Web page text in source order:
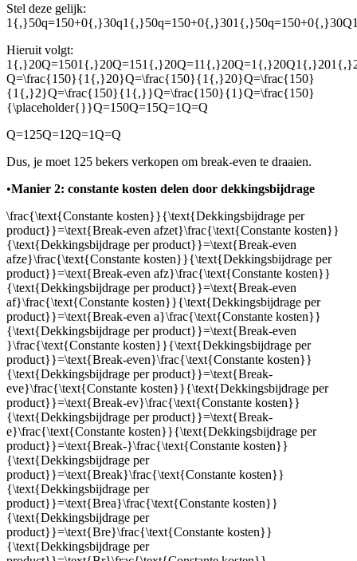
Stel deze gelijk:
Hieruit volgt:
Q=\frac{150}{1{,}20}Q=\frac{150}{1{,}20}Q=\frac{150}
{1{,}2}Q=\frac{150}{1{,}}Q=\frac{150}{1}Q=\frac{150}
{\placeholder{}}Q=150Q=15Q=1Q=Q
Q=125Q=12Q=1Q=Q
Dus, je moet 125 bekers verkopen om break-even te draaien.
•Manier 2: constante kosten delen door dekkingsbijdrage
\frac{\text{Constante kosten}}{\text{Dekkingsbijdrage per
product}}=\text{Break-even afzet}\frac{\text{Constante kosten}}
{\text{Dekkingsbijdrage per product}}=\text{Break-even
afze}\frac{\text{Constante kosten}}{\text{Dekkingsbijdrage per
product}}=\text{Break-even afz}\frac{\text{Constante kosten}}
{\text{Dekkingsbijdrage per product}}=\text{Break-even
af}\frac{\text{Constante kosten}}{\text{Dekkingsbijdrage per
product}}=\text{Break-even a}\frac{\text{Constante kosten}}
{\text{Dekkingsbijdrage per product}}=\text{Break-even
}\frac{\text{Constante kosten}}{\text{Dekkingsbijdrage per
product}}=\text{Break-even}\frac{\text{Constante kosten}}
{\text{Dekkingsbijdrage per product}}=\text{Break-
eve}\frac{\text{Constante kosten}}{\text{Dekkingsbijdrage per
product}}=\text{Break-ev}\frac{\text{Constante kosten}}
{\text{Dekkingsbijdrage per product}}=\text{Break-
e}\frac{\text{Constante kosten}}{\text{Dekkingsbijdrage per
product}}=\text{Break-}\frac{\text{Constante kosten}}
{\text{Dekkingsbijdrage per
product}}=\text{Break}\frac{\text{Constante kosten}}
{\text{Dekkingsbijdrage per
product}}=\text{Brea}\frac{\text{Constante kosten}}
{\text{Dekkingsbijdrage per
product}}=\text{Bre}\frac{\text{Constante kosten}}
{\text{Dekkingsbijdrage per